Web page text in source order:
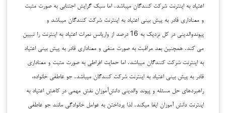
اعتیاد به اینترنت شرکت کنندگان میباشد. اما سبک گرایش اجتنابی به صورت مثبت
و معناداری قادر به پیش بینی اعتیاد به اینترنت شرکت کنندگان میباشد و
پیوندوالدینی در کل نزدیک به 16 درصد از واریانس نمرات اعتیاد به اینترنت را تبیین
می کند. همچنین بعد مراقبت به صورت منفی و معناداری قادر به پیش بینی اعتیاد
به اینترنت شرکت کنندگان میباشد. اما حمایت افراطی به صورت مثبت و معناداری
قادر به پیش بینی اعتیاد به اینترنت شرکت کنندگان میباشد. جو عاطفی خانواده،
راهبردهای حل مسئله و پیوند والدینی دانش‌آموزان نقش مهمی در کاهش اعتیاد به
اینترنت دانش آموزان ایفا میکند. لذا پرداختن به عوامل خانوادگی مانند جو عاطفی